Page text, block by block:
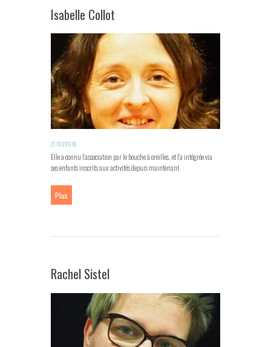
Isabelle Collot
27/03/2018
Elle a connu l’association par le bouche à oreilles, et l’a intégrée via
ses enfants inscrits aux activités depuis maintenant
Plus
Rachel Sistel